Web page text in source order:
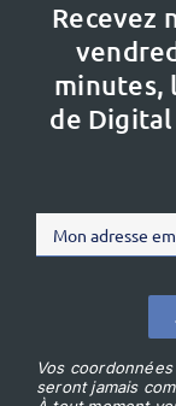
Recevez
minutes,
de
Vos
seront jamais